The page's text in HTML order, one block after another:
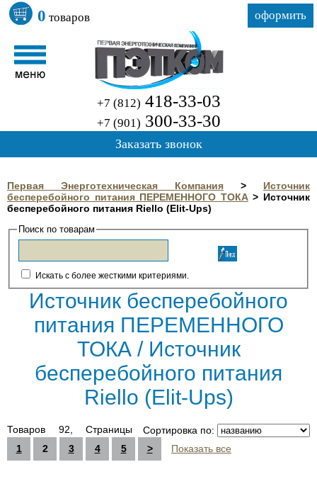
0 товаров оформить
+7 (812) 418-33-03
+7 (901) 300-33-30
Заказать звонок
Первая Энерготехническая Компания > Источник
бесперебойного питания ПЕРЕМЕННОГО ТОКА> Источник
бесперебойного питания Riello (Elit-Ups)
Поиск по товарам
Искать с более жесткими критериями.
Источник бесперебойного
питания ПЕРЕМЕННОГО
ТОКА / Источник
бесперебойного питания
Riello (Elit-Ups)
Сортировка по:
Товаров 92, Страницы
1
2 3 4 5 > Показать все